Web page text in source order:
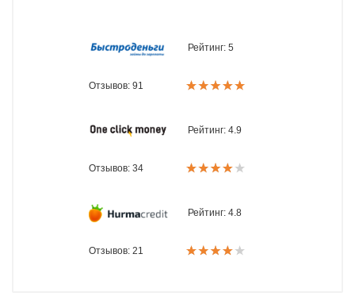
Рейтинг: 5
Отзывов: 91
Рейтинг: 4.9
Отзывов: 34
Рейтинг: 4.8
Отзывов: 21